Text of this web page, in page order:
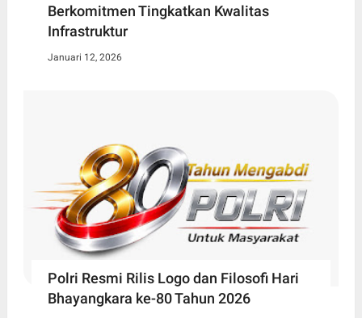
Berkomitmen Tingkatkan Kwalitas
Infrastruktur
Januari 12, 2026
Polri Resmi Rilis Logo dan Filosofi Hari
Bhayangkara ke-80 Tahun 2026